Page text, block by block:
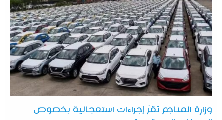
وزارة المناجم تقرّ إجراءات استعجالية بخصوص